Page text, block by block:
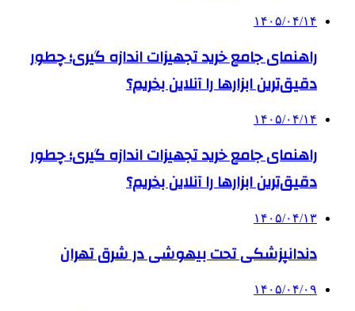
۱۴۰۵/۰۴/۱۴
راهنمای جامع خرید تجهیزات اندازه گیری؛ چطور
دقیق‌ترین ابزارها را آنلاین بخریم؟
۱۴۰۵/۰۴/۱۴
راهنمای جامع خرید تجهیزات اندازه گیری؛ چطور
دقیق‌ترین ابزارها را آنلاین بخریم؟
۱۴۰۵/۰۴/۱۳
دندانپزشکی تحت بیهوشی در شرق تهران
۱۴۰۵/۰۴/۰۹